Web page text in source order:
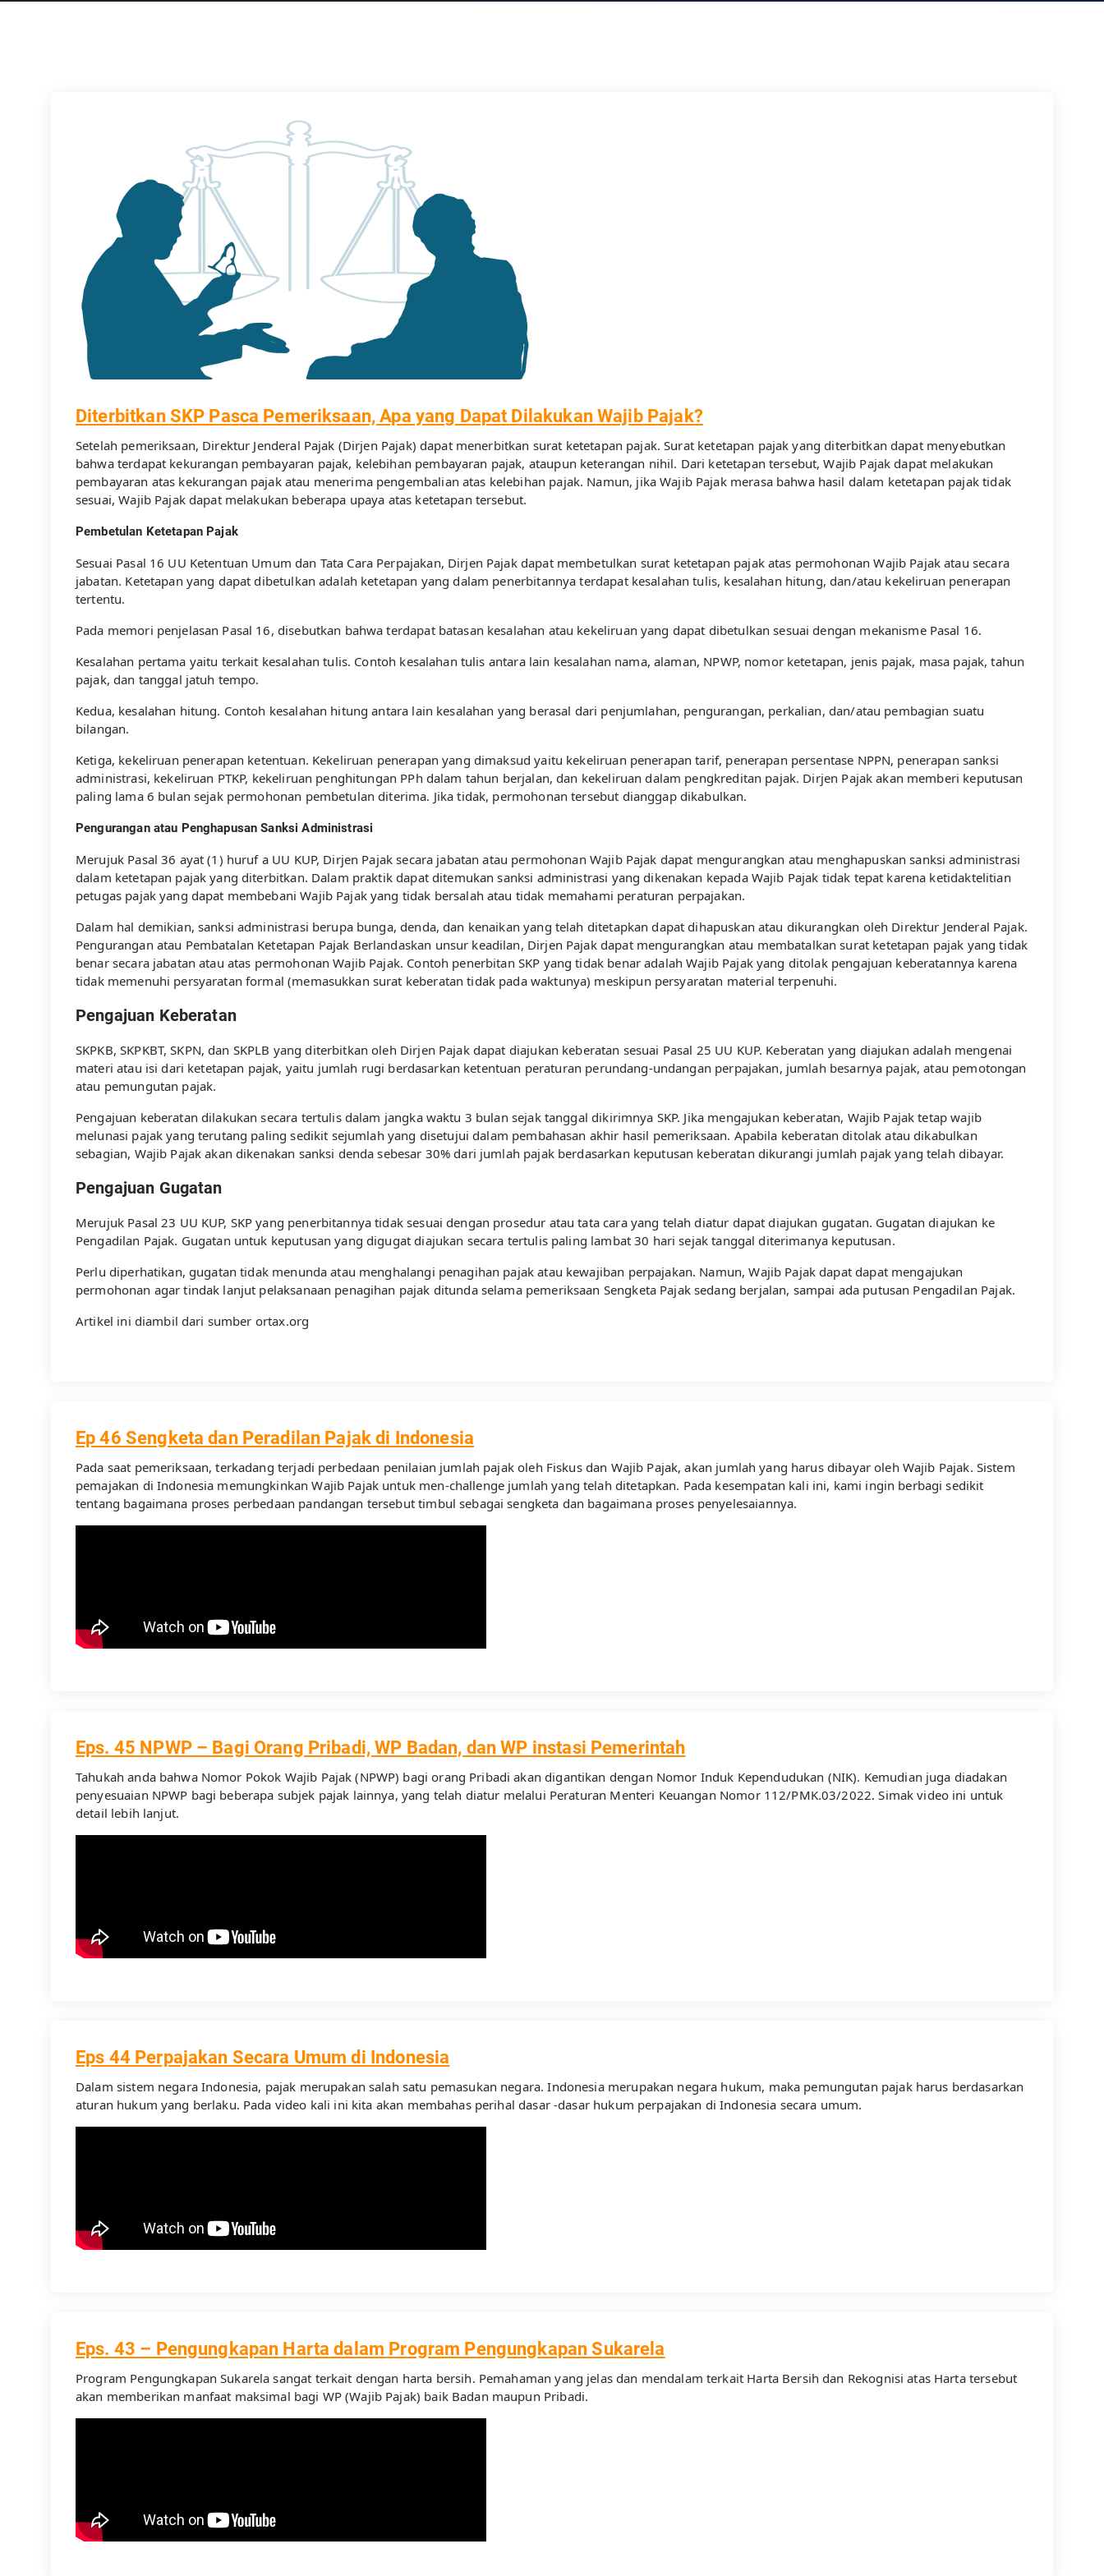
Diterbitkan SKP Pasca Pemeriksaan, Apa yang Dapat Dilakukan Wajib Pajak?
Setelah pemeriksaan, Direktur Jenderal Pajak (Dirjen Pajak) dapat menerbitkan surat ketetapan pajak. Surat ketetapan pajak yang diterbitkan dapat menyebutkan
bahwa terdapat kekurangan pembayaran pajak, kelebihan pembayaran pajak, ataupun keterangan nihil. Dari ketetapan tersebut, Wajib Pajak dapat melakukan
pembayaran atas kekurangan pajak atau menerima pengembalian atas kelebihan pajak. Namun, jika Wajib Pajak merasa bahwa hasil dalam ketetapan pajak tidak
sesuai, Wajib Pajak dapat melakukan beberapa upaya atas ketetapan tersebut.
Pembetulan Ketetapan Pajak
Sesuai Pasal 16 UU Ketentuan Umum dan Tata Cara Perpajakan, Dirjen Pajak dapat membetulkan surat ketetapan pajak atas permohonan Wajib Pajak atau secara
jabatan. Ketetapan yang dapat dibetulkan adalah ketetapan yang dalam penerbitannya terdapat kesalahan tulis, kesalahan hitung, dan/atau kekeliruan penerapan
tertentu.
Pada memori penjelasan Pasal 16, disebutkan bahwa terdapat batasan kesalahan atau kekeliruan yang dapat dibetulkan sesuai dengan mekanisme Pasal 16.
Kesalahan pertama yaitu terkait kesalahan tulis. Contoh kesalahan tulis antara lain kesalahan nama, alaman, NPWP, nomor ketetapan, jenis pajak, masa pajak, tahun
pajak, dan tanggal jatuh tempo.
Kedua, kesalahan hitung. Contoh kesalahan hitung antara lain kesalahan yang berasal dari penjumlahan, pengurangan, perkalian, dan/atau pembagian suatu
bilangan.
Ketiga, kekeliruan penerapan ketentuan. Kekeliruan penerapan yang dimaksud yaitu kekeliruan penerapan tarif, penerapan persentase NPPN, penerapan sanksi
administrasi, kekeliruan PTKP, kekeliruan penghitungan PPh dalam tahun berjalan, dan kekeliruan dalam pengkreditan pajak. Dirjen Pajak akan memberi keputusan
paling lama 6 bulan sejak permohonan pembetulan diterima. Jika tidak, permohonan tersebut dianggap dikabulkan.
Pengurangan atau Penghapusan Sanksi Administrasi
Merujuk Pasal 36 ayat (1) huruf a UU KUP, Dirjen Pajak secara jabatan atau permohonan Wajib Pajak dapat mengurangkan atau menghapuskan sanksi administrasi
dalam ketetapan pajak yang diterbitkan. Dalam praktik dapat ditemukan sanksi administrasi yang dikenakan kepada Wajib Pajak tidak tepat karena ketidaktelitian
petugas pajak yang dapat membebani Wajib Pajak yang tidak bersalah atau tidak memahami peraturan perpajakan.
Dalam hal demikian, sanksi administrasi berupa bunga, denda, dan kenaikan yang telah ditetapkan dapat dihapuskan atau dikurangkan oleh Direktur Jenderal Pajak.
Pengurangan atau Pembatalan Ketetapan Pajak Berlandaskan unsur keadilan, Dirjen Pajak dapat mengurangkan atau membatalkan surat ketetapan pajak yang tidak
benar secara jabatan atau atas permohonan Wajib Pajak. Contoh penerbitan SKP yang tidak benar adalah Wajib Pajak yang ditolak pengajuan keberatannya karena
tidak memenuhi persyaratan formal (memasukkan surat keberatan tidak pada waktunya) meskipun persyaratan material terpenuhi.
Pengajuan Keberatan
SKPKB, SKPKBT, SKPN, dan SKPLB yang diterbitkan oleh Dirjen Pajak dapat diajukan keberatan sesuai Pasal 25 UU KUP. Keberatan yang diajukan adalah mengenai
materi atau isi dari ketetapan pajak, yaitu jumlah rugi berdasarkan ketentuan peraturan perundang-undangan perpajakan, jumlah besarnya pajak, atau pemotongan
atau pemungutan pajak.
Pengajuan keberatan dilakukan secara tertulis dalam jangka waktu 3 bulan sejak tanggal dikirimnya SKP. Jika mengajukan keberatan, Wajib Pajak tetap wajib
melunasi pajak yang terutang paling sedikit sejumlah yang disetujui dalam pembahasan akhir hasil pemeriksaan. Apabila keberatan ditolak atau dikabulkan
sebagian, Wajib Pajak akan dikenakan sanksi denda sebesar 30% dari jumlah pajak berdasarkan keputusan keberatan dikurangi jumlah pajak yang telah dibayar.
Pengajuan Gugatan
Merujuk Pasal 23 UU KUP, SKP yang penerbitannya tidak sesuai dengan prosedur atau tata cara yang telah diatur dapat diajukan gugatan. Gugatan diajukan ke
Pengadilan Pajak. Gugatan untuk keputusan yang digugat diajukan secara tertulis paling lambat 30 hari sejak tanggal diterimanya keputusan.
Perlu diperhatikan, gugatan tidak menunda atau menghalangi penagihan pajak atau kewajiban perpajakan. Namun, Wajib Pajak dapat dapat mengajukan
permohonan agar tindak lanjut pelaksanaan penagihan pajak ditunda selama pemeriksaan Sengketa Pajak sedang berjalan, sampai ada putusan Pengadilan Pajak.
Artikel ini diambil dari sumber ortax.org
Ep 46 Sengketa dan Peradilan Pajak di Indonesia
Pada saat pemeriksaan, terkadang terjadi perbedaan penilaian jumlah pajak oleh Fiskus dan Wajib Pajak, akan jumlah yang harus dibayar oleh Wajib Pajak. Sistem
pemajakan di Indonesia memungkinkan Wajib Pajak untuk men-challenge jumlah yang telah ditetapkan. Pada kesempatan kali ini, kami ingin berbagi sedikit
tentang bagaimana proses perbedaan pandangan tersebut timbul sebagai sengketa dan bagaimana proses penyelesaiannya.
Eps. 45 NPWP – Bagi Orang Pribadi, WP Badan, dan WP instasi Pemerintah
Tahukah anda bahwa Nomor Pokok Wajib Pajak (NPWP) bagi orang Pribadi akan digantikan dengan Nomor Induk Kependudukan (NIK). Kemudian juga diadakan
penyesuaian NPWP bagi beberapa subjek pajak lainnya, yang telah diatur melalui Peraturan Menteri Keuangan Nomor 112/PMK.03/2022. Simak video ini untuk
detail lebih lanjut.
Eps 44 Perpajakan Secara Umum di Indonesia
Dalam sistem negara Indonesia, pajak merupakan salah satu pemasukan negara. Indonesia merupakan negara hukum, maka pemungutan pajak harus berdasarkan
aturan hukum yang berlaku. Pada video kali ini kita akan membahas perihal dasar -dasar hukum perpajakan di Indonesia secara umum.
Eps. 43 – Pengungkapan Harta dalam Program Pengungkapan Sukarela
Program Pengungkapan Sukarela sangat terkait dengan harta bersih. Pemahaman yang jelas dan mendalam terkait Harta Bersih dan Rekognisi atas Harta tersebut
akan memberikan manfaat maksimal bagi WP (Wajib Pajak) baik Badan maupun Pribadi.